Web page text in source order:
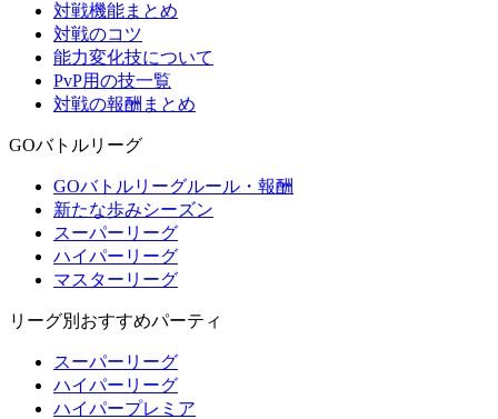
対戦機能まとめ
対戦のコツ
能力変化技について
PvP用の技一覧
対戦の報酬まとめ
GOバトルリーグ
GOバトルリーグルール・報酬
新たな歩みシーズン
スーパーリーグ
ハイパーリーグ
マスターリーグ
リーグ別おすすめパーティ
スーパーリーグ
ハイパーリーグ
ハイパープレミア